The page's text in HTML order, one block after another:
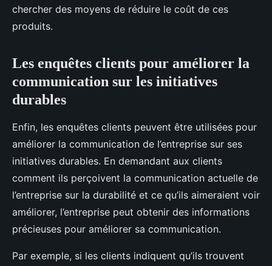
chercher des moyens de réduire le coût de ces
produits.
Les enquêtes clients pour améliorer la
communication sur les initiatives
durables
Enfin, les enquêtes clients peuvent être utilisées pour
améliorer la communication de l’entreprise sur ses
initiatives durables. En demandant aux clients
comment ils perçoivent la communication actuelle de
l’entreprise sur la durabilité et ce qu’ils aimeraient voir
améliorer, l’entreprise peut obtenir des informations
précieuses pour améliorer sa communication.
Par exemple, si les clients indiquent qu’ils trouvent